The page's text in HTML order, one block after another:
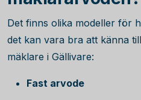
Det finns olika modeller för
det kan vara bra att känna
mäklare i Gällivare:
Fast arvode